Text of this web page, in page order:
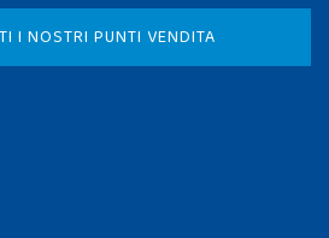
I NOSTRI PUNTI VENDITA